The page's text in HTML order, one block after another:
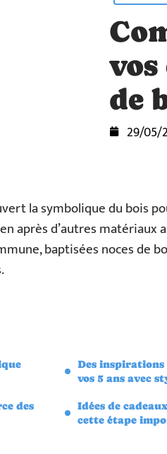
vos
de
29/05/
la symbolique du bois
après d’autres matériaux
baptisées noces de
des
Des
vos 5 ans avec
Idées de
cette étape